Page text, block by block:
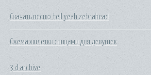
Скачать песню hell yeah zebrahead
Схема жилетки спицами для девушек
3 d archive